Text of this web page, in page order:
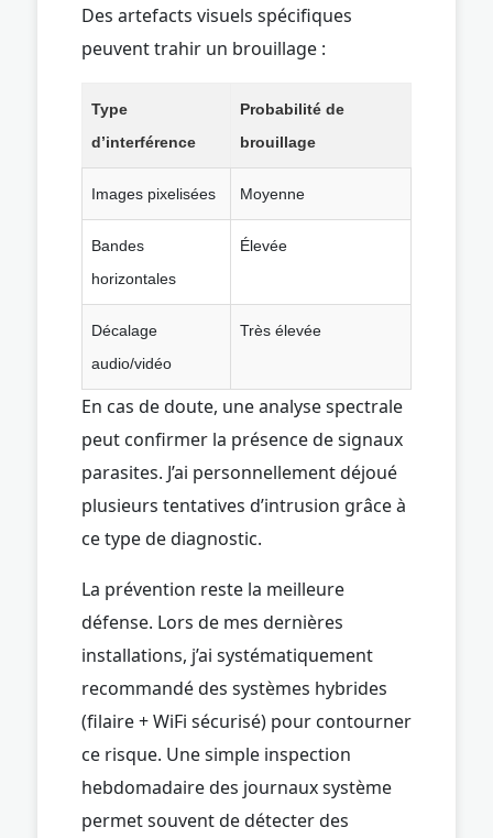
Des artefacts visuels spécifiques
peuvent trahir un brouillage :
Type
d’interférence
Probabilité de
brouillage
Images pixelisées Moyenne
Bandes
horizontales
Élevée
Décalage
audio/vidéo
Très élevée
En cas de doute, une analyse spectrale
peut confirmer la présence de signaux
parasites. J’ai personnellement déjoué
plusieurs tentatives d’intrusion grâce à
ce type de diagnostic.
La prévention reste la meilleure
défense. Lors de mes dernières
installations, j’ai systématiquement
recommandé des systèmes hybrides
(filaire + WiFi sécurisé) pour contourner
ce risque. Une simple inspection
hebdomadaire des journaux système
permet souvent de détecter des